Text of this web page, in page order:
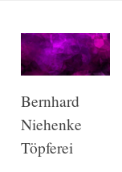
Bernhard
Niehenke
Töpferei